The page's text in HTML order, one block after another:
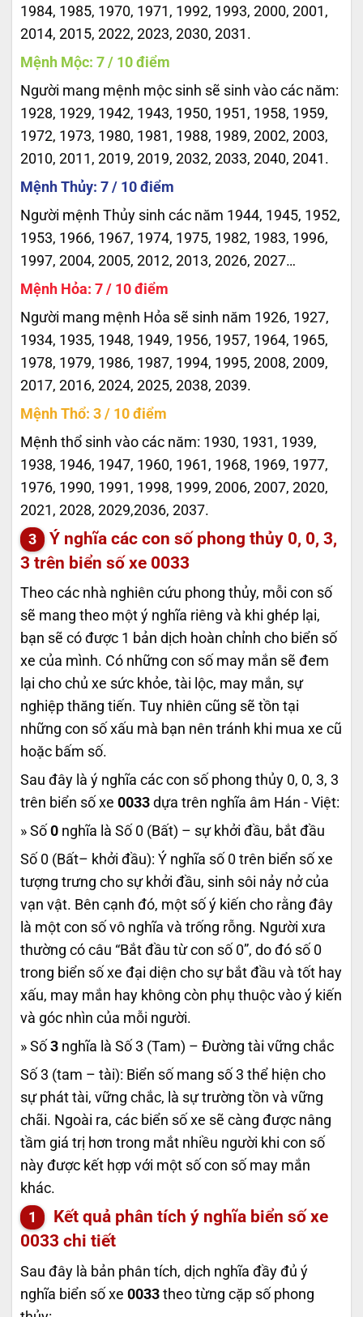
1984, 1985, 1970, 1971, 1992, 1993, 2000, 2001,
2014, 2015, 2022, 2023, 2030, 2031.
Mệnh Mộc: 7 / 10 điểm
Người mang mệnh mộc sinh sẽ sinh vào các năm:
1928, 1929, 1942, 1943, 1950, 1951, 1958, 1959,
1972, 1973, 1980, 1981, 1988, 1989, 2002, 2003,
2010, 2011, 2019, 2019, 2032, 2033, 2040, 2041.
Mệnh Thủy: 7 / 10 điểm
Người mệnh Thủy sinh các năm 1944, 1945, 1952,
1953, 1966, 1967, 1974, 1975, 1982, 1983, 1996,
1997, 2004, 2005, 2012, 2013, 2026, 2027…
Mệnh Hỏa: 7 / 10 điểm
Người mang mệnh Hỏa sẽ sinh năm 1926, 1927,
1934, 1935, 1948, 1949, 1956, 1957, 1964, 1965,
1978, 1979, 1986, 1987, 1994, 1995, 2008, 2009,
2017, 2016, 2024, 2025, 2038, 2039.
Mệnh Thổ: 3 / 10 điểm
Mệnh thổ sinh vào các năm: 1930, 1931, 1939,
1938, 1946, 1947, 1960, 1961, 1968, 1969, 1977,
1976, 1990, 1991, 1998, 1999, 2006, 2007, 2020,
2021, 2028, 2029,2036, 2037.
Ý nghĩa các con số phong thủy 0, 0, 3,
3 trên biển số xe 0033
Theo các nhà nghiên cứu phong thủy, mỗi con số
sẽ mang theo một ý nghĩa riêng và khi ghép lại,
bạn sẽ có được 1 bản dịch hoàn chỉnh cho biển số
xe của mình. Có những con số may mắn sẽ đem
lại cho chủ xe sức khỏe, tài lộc, may mắn, sự
nghiệp thăng tiến. Tuy nhiên cũng sẽ tồn tại
những con số xấu mà bạn nên tránh khi mua xe cũ
hoặc bấm số.
Sau đây là ý nghĩa các con số phong thủy 0, 0, 3, 3
trên biển số xe 0033 dựa trên nghĩa âm Hán - Việt:
» Số 0 nghĩa là Số 0 (Bất) – sự khởi đầu, bắt đầu
Số 0 (Bất– khởi đầu): Ý nghĩa số 0 trên biển số xe
tượng trưng cho sự khởi đầu, sinh sôi nảy nở của
vạn vật. Bên cạnh đó, một số ý kiến cho rằng đây
là một con số vô nghĩa và trống rỗng. Người xưa
thường có câu “Bắt đầu từ con số 0”, do đó số 0
trong biển số xe đại diện cho sự bắt đầu và tốt hay
xấu, may mắn hay không còn phụ thuộc vào ý kiến
và góc nhìn của mỗi người.
» Số 3 nghĩa là Số 3 (Tam) – Đường tài vững chắc
Số 3 (tam – tài): Biển số mang số 3 thể hiện cho
sự phát tài, vững chắc, là sự trường tồn và vững
chãi. Ngoài ra, các biển số xe sẽ càng được nâng
tầm giá trị hơn trong mắt nhiều người khi con số
này được kết hợp với một số con số may mắn
khác.
Kết quả phân tích ý nghĩa biển số xe
0033 chi tiết
Sau đây là bản phân tích, dịch nghĩa đầy đủ ý
nghĩa biển số xe 0033 theo từng cặp số phong